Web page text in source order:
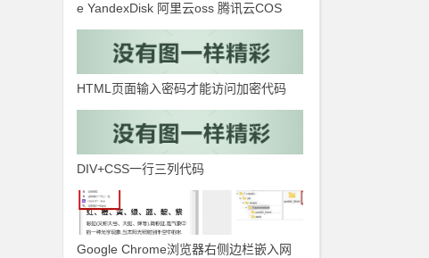
e YandexDisk 阿里云oss 腾讯云COS
HTML页面输入密码才能访问加密代码
DIV+CSS一行三列代码
Google Chrome浏览器右侧边栏嵌入网